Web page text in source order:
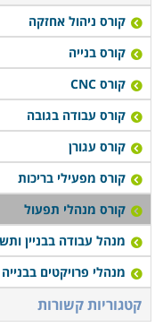
קורס ניהול אחזקה
קורס בנייה
קורס CNC
קורס עבודה בגובה
קורס עגורן
קורס מפעילי בריכות
קורס מנהלי תפעול
מנהל עבודה בבניין
מנהלי פרויקטים בבנייה
קטגוריות קשורות